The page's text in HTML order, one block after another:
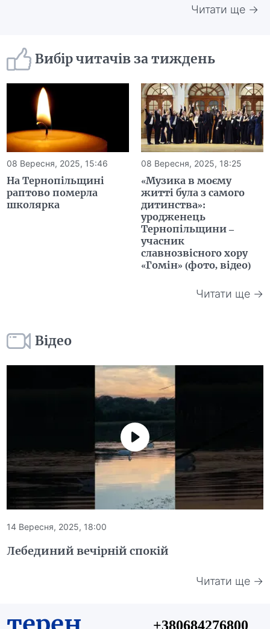
Читати ще →
Вибір читачів за тиждень
08 Вересня, 2025, 15:46
На Тернопільщині
раптово померла
школярка
08 Вересня, 2025, 18:25
«Музика в моєму
житті була з самого
дитинства»:
уродженець
Тернопільщини –
учасник
славнозвісного хору
«Гомін» (фото, відео)
Читати ще →
Відео
14 Вересня, 2025, 18:00
Лебединий вечірній спокій
Читати ще →
+380684276800